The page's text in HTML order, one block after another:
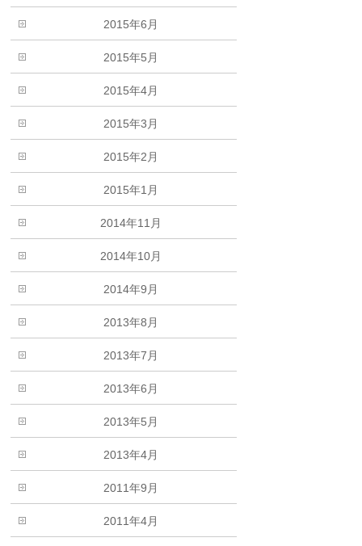
2015年6月
2015年5月
2015年4月
2015年3月
2015年2月
2015年1月
2014年11月
2014年10月
2014年9月
2013年8月
2013年7月
2013年6月
2013年5月
2013年4月
2011年9月
2011年4月